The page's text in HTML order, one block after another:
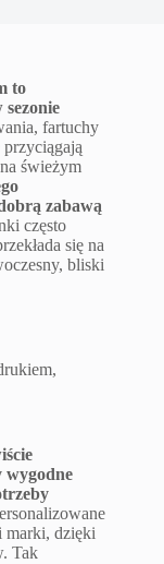
to
fartuchy
świeżym
zabawą
często
się na
bliski
wygodne
marki, dzięki
Tak